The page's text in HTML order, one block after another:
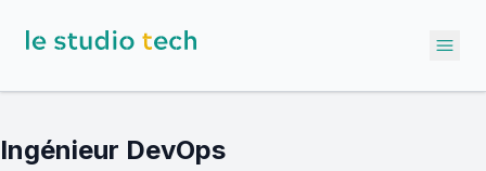
Ingénieur DevOps